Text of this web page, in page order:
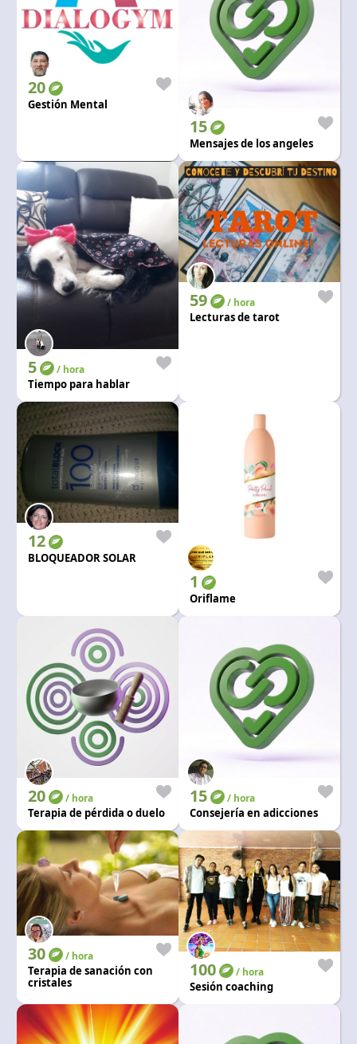
20
Gestión Mental
15
Mensajes de los angeles
5 / hora
Tiempo para hablar
59 / hora
Lecturas de tarot
12
BLOQUEADOR SOLAR
1
Oriflame
20 / hora
Terapia de pérdida o duelo
15 / hora
Consejería en adicciones
30 / hora
Terapia de sanación con
cristales
100 / hora
Sesión coaching